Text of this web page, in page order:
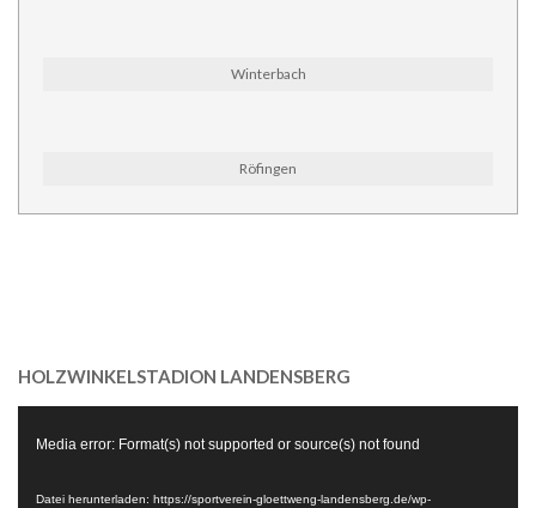
Winterbach
Röfingen
HOLZWINKELSTADION LANDENSBERG
Player
Media error: Format(s) not supported or source(s) not found
Datei herunterladen: https://sportverein-gloettweng-landensberg.de/wp-